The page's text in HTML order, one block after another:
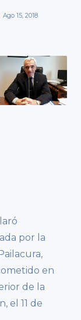
Ago 15, 2018
por la
en
de la
el 11 de